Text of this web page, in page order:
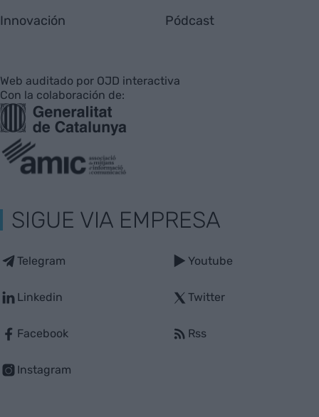
Innovación Pódcast
Web auditado por OJD interactiva
Con la colaboración de:
SIGUE VIA EMPRESA
Telegram
Linkedin
Facebook
Instagram
Youtube
Twitter
Rss